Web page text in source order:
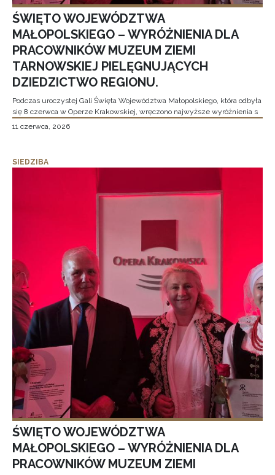
ŚWIĘTO WOJEWÓDZTWA
MAŁOPOLSKIEGO – WYRÓŻNIENIA DLA
PRACOWNIKÓW MUZEUM ZIEMI
TARNOWSKIEJ PIELĘGNUJĄCYCH
DZIEDZICTWO REGIONU.
Podczas uroczystej Gali Święta Województwa Małopolskiego, która odbyła
się 8 czerwca w Operze Krakowskiej, wręczono najwyższe wyróżnienia s
11 czerwca, 2026
SIEDZIBA
ŚWIĘTO WOJEWÓDZTWA
MAŁOPOLSKIEGO – WYRÓŻNIENIA DLA
PRACOWNIKÓW MUZEUM ZIEMI